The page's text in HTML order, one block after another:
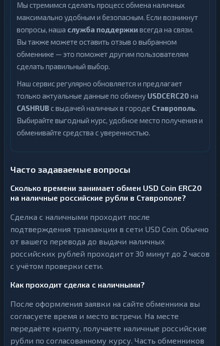
Мы стремимся сделать процесс обмена наличных
максимально удобным и безопасным. Если возникнут
вопросы, наша служба поддержкивсегда на связи.
Вы также можете оставить отзыв о выбранном
обменнике — это поможет другим пользователям
сделать правильный выбор.
Наш сервис регулярно обновляется и предлагает
только актуальные данные по обмену USDCERC20 на
CASHRUBс выдачей наличных в городе Ставрополь.
Выбирайте выгодный курс, удобное место получения и
обменивайте средства с уверенностью.
Часто задаваемые вопросы
Сколько времени занимает обмен USD Coin ERC20
на наличные российские рубли в Ставрополе?
Сделка с наличными проходит после
подтверждения транзакции в сети USD Coin. Обычно
от вашего перевода до выдачи наличных
российских рублей проходит от 30 минут до 2 часов
с учётом проверки сети.
Как проходит сделка с наличными?
После оформления заявки на сайте обменника вы
согласуете время и место встречи. На месте
передаёте крипту, получаете наличные российские
рубли по согласованному курсу. Часть обменников